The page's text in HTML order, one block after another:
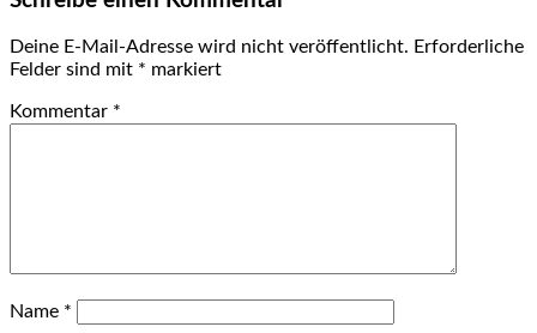
Deine E-Mail-Adresse wird nicht veröffentlicht. Erforderliche
Felder sind mit * markiert
Kommentar *
Name *